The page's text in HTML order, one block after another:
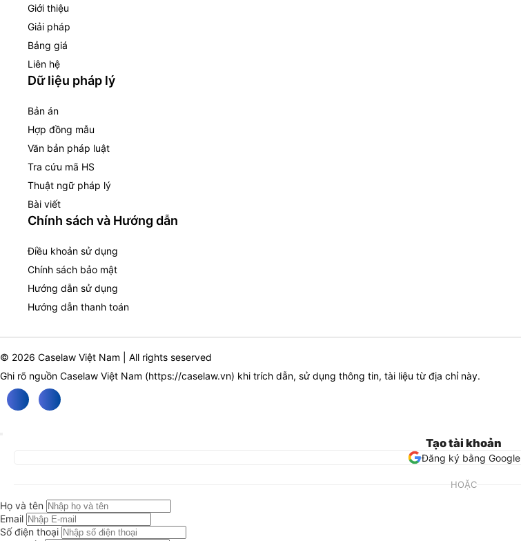
Giới thiệu
Giải pháp
Bảng giá
Liên hệ
Dữ liệu pháp lý
Bản án
Hợp đồng mẫu
Văn bản pháp luật
Tra cứu mã HS
Thuật ngữ pháp lý
Bài viết
Chính sách và Hướng dẫn
Điều khoản sử dụng
Chính sách bảo mật
Hướng dẫn sử dụng
Hướng dẫn thanh toán
© 2026 Caselaw Việt Nam | All rights seserved
Ghi rõ nguồn Caselaw Việt Nam (https://caselaw.vn) khi trích dẫn, sử dụng thông tin, tài liệu từ địa chỉ này.
Tạo tài khoản
Đăng ký bằng Google
HOẶC
Họ và tên
Email
Số điện thoại